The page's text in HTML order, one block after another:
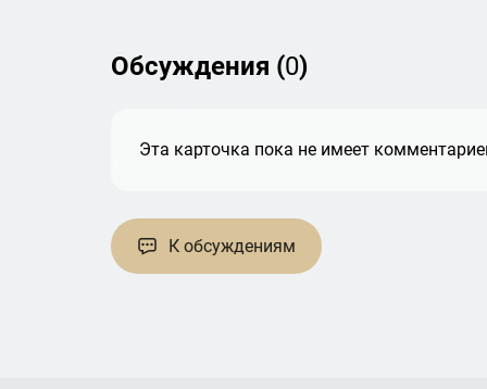
Обсуждения (0)
Эта карточка пока не имеет
К обсуждениям